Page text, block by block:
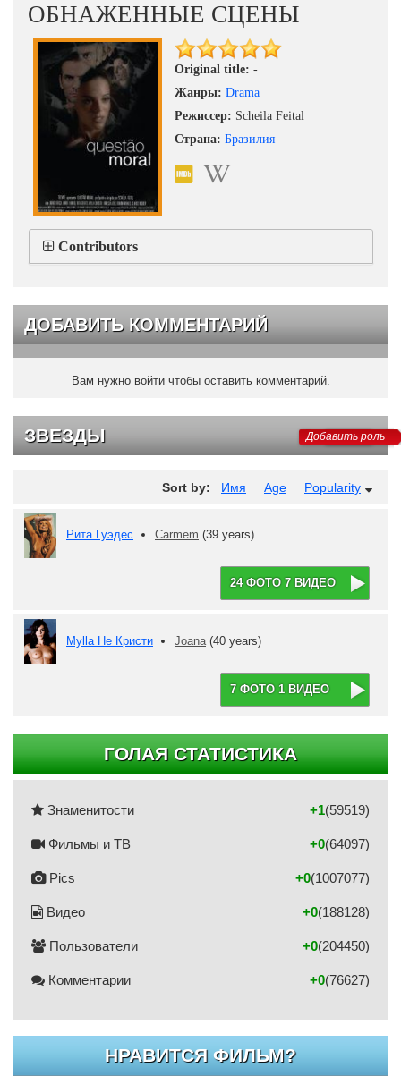
ОБНАЖЕННЫЕ СЦЕНЫ
Original title: -
Жанры: Drama
Режиссер: Scheila Feital
Страна: Бразилия
Contributors
ДОБАВИТЬ КОММЕНТАРИЙ
Вам нужно войти чтобы оставить комментарий.
ЗВЕЗДЫ Добавить роль
Sort by: Имя Age Popularity
Рита Гуэдес Carmem (39 years)
24 ФОТО 7 ВИДЕО
Mylla Не Кристи Joana (40 years)
7 ФОТО 1 ВИДЕО
ГОЛАЯ СТАТИСТИКА
Знаменитости (59519)
+1
Фильмы и ТВ (64097)
+0
Pics (1007077)
+0
Видео (188128)
+0
Пользователи (204450)
+0
Комментарии (76627)
+0
НРАВИТСЯ ФИЛЬМ?